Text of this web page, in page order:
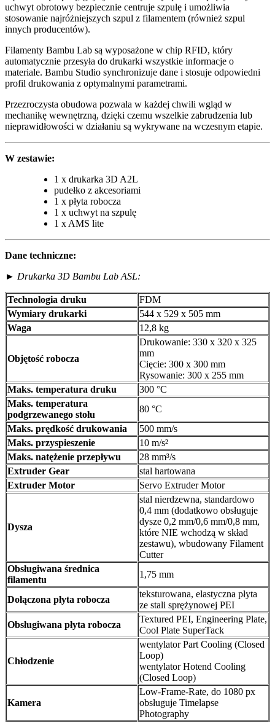
uchwyt obrotowy bezpiecznie centruje szpulę i umożliwia
stosowanie najróżniejszych szpul z filamentem (również szpul
innych producentów).
Filamenty Bambu Lab są wyposażone w chip RFID, który
automatycznie przesyła do drukarki wszystkie informacje o
materiale. Bambu Studio synchronizuje dane i stosuje odpowiedni
profil drukowania z optymalnymi parametrami.
Przezroczysta obudowa pozwala w każdej chwili wgląd w
mechanikę wewnętrzną, dzięki czemu wszelkie zabrudzenia lub
nieprawidłowości w działaniu są wykrywane na wczesnym etapie.
W zestawie:
1 x drukarka 3D A2L
pudełko z akcesoriami
1 x płyta robocza
1 x uchwyt na szpulę
1 x AMS lite
Dane techniczne:
► Drukarka 3D Bambu Lab ASL:
Technologia druku
FDM
Wymiary drukarki
544 x 529 x 505 mm
Waga
12,8 kg
Objętość robocza
Drukowanie: 330 x 320 x 325
mm
Cięcie: 300 x 300 mm
Rysowanie: 300 x 255 mm
Maks. temperatura druku
300 °C
Maks. temperatura
podgrzewanego stołu
80 °C
Maks. prędkość drukowania
500 mm/s
Maks. przyspieszenie
10 m/s²
Maks. natężenie przepływu
28 mm³/s
Extruder Gear
stal hartowana
Extruder Motor
Servo Extruder Motor
Dysza
stal nierdzewna, standardowo
0,4 mm (dodatkowo obsługuje
dysze 0,2 mm/0,6 mm/0,8 mm,
które NIE wchodzą w skład
zestawu), wbudowany Filament
Cutter
Obsługiwana średnica
filamentu
1,75 mm
Dołączona płyta robocza
teksturowana, elastyczna płyta
ze stali sprężynowej PEI
Obsługiwana płyta robocza
Textured PEI, Engineering Plate,
Cool Plate SuperTack
Chłodzenie
wentylator Part Cooling (Closed
Loop)
wentylator Hotend Cooling
(Closed Loop)
Kamera
Low-Frame-Rate, do 1080 px
obsługuje Timelapse
Photography